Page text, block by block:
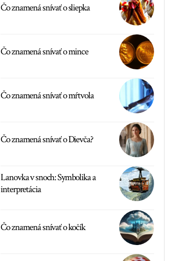
Čo znamená snívať o sliepka
Čo znamená snívať o mince
Čo znamená snívať o mŕtvola
Čo znamená snívať o Dievča?
Lanovka v snoch: Symbolika a
interpretácia
Čo znamená snívať o kočík